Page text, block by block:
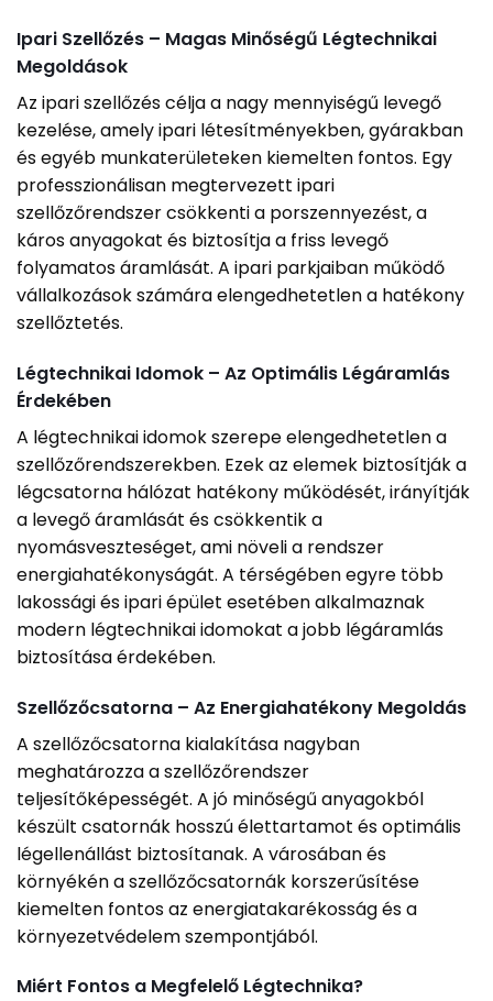
Ipari Szellőzés – Magas Minőségű Légtechnikai
Megoldások
Az ipari szellőzés célja a nagy mennyiségű levegő
kezelése, amely ipari létesítményekben, gyárakban
és egyéb munkaterületeken kiemelten fontos. Egy
professzionálisan megtervezett ipari
szellőzőrendszer csökkenti a porszennyezést, a
káros anyagokat és biztosítja a friss levegő
folyamatos áramlását. A ipari parkjaiban működő
vállalkozások számára elengedhetetlen a hatékony
szellőztetés.
Légtechnikai Idomok – Az Optimális Légáramlás
Érdekében
A légtechnikai idomok szerepe elengedhetetlen a
szellőzőrendszerekben. Ezek az elemek biztosítják a
légcsatorna hálózat hatékony működését, irányítják
a levegő áramlását és csökkentik a
nyomásveszteséget, ami növeli a rendszer
energiahatékonyságát. A térségében egyre több
lakossági és ipari épület esetében alkalmaznak
modern légtechnikai idomokat a jobb légáramlás
biztosítása érdekében.
Szellőzőcsatorna – Az Energiahatékony Megoldás
A szellőzőcsatorna kialakítása nagyban
meghatározza a szellőzőrendszer
teljesítőképességét. A jó minőségű anyagokból
készült csatornák hosszú élettartamot és optimális
légellenállást biztosítanak. A városában és
környékén a szellőzőcsatornák korszerűsítése
kiemelten fontos az energiatakarékosság és a
környezetvédelem szempontjából.
Miért Fontos a Megfelelő Légtechnika?